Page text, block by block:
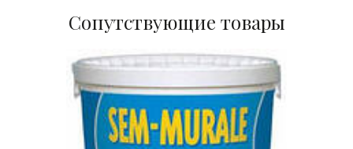
Сопутствующие товары